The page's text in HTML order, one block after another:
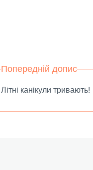
Попередній допис
Літні канікули тривають!